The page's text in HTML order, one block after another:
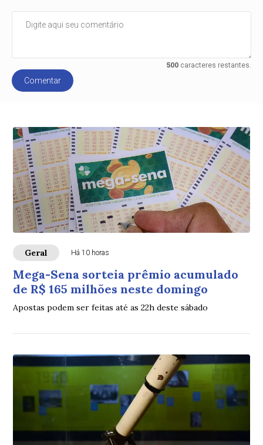
500caracteres restantes.
Comentar
Geral Há 10 horas
Mega-Sena sorteia prêmio acumulado
de R$ 165 milhões neste domingo
Apostas podem ser feitas até as 22h deste sábado